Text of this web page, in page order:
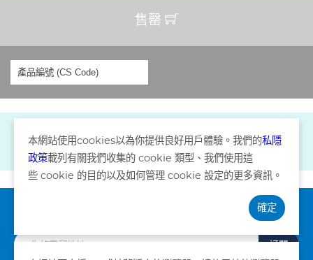
售罄
訂閱
本網站使用cookies以為你提供良好用戶體驗。我們的私隱
政策載列有關我們收集的 cookie 類型、我們使用這
些 cookie 的目的以及如何管理 cookie 設定的更多資訊。
確定